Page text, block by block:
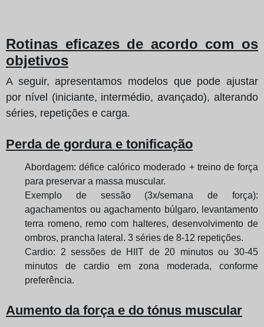
Rotinas eficazes de acordo com os
objetivos
A seguir, apresentamos modelos que pode ajustar
por nível (iniciante, intermédio, avançado), alterando
séries, repetições e carga.
Perda de gordura e tonificação
Abordagem: défice calórico moderado + treino de força
para preservar a massa muscular.
Exemplo de sessão (3x/semana de força):
agachamentos ou agachamento búlgaro, levantamento
terra romeno, remo com halteres, desenvolvimento de
ombros, prancha lateral. 3 séries de 8-12 repetições.
Cardio: 2 sessões de HIIT de 20 minutos ou 30-45
minutos de cardio em zona moderada, conforme
preferência.
Aumento da força e do tónus muscular